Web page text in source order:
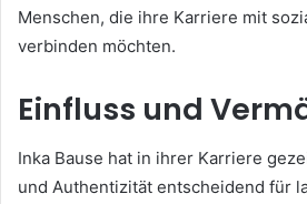
Menschen, die ihre Karriere mit
verbinden möchten.
Einfluss und
Inka Bause hat in ihrer Karriere
und Authentizität entscheidend für